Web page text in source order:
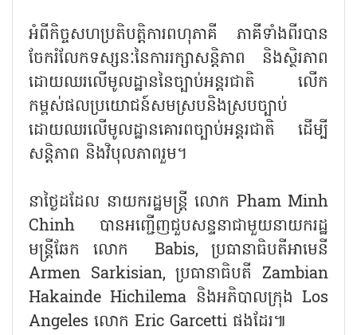
អំពីកិច្ចសហប្រតិបត្តិការពហុភាគី ភាគីទាំងពីរបាន
ចែករំលែកទស្សនៈនៃការរក្សាសន្តិភាព និងស្ថិរភាព
ដោយឈរលើមូលដ្ឋាននៃច្បាប់អន្តរជាតិ លើក
កម្ពស់ផលប្រយោជន៍សមស្របនិងស្របច្បាប់
ដោយឈរលើមូលដ្ឋានគោរពច្បាប់អន្តរជាតិ ដើម្បី
សន្តិភាព និងវិបុលភាពរួម។
នាថ្ងៃដដែល នាយករដ្ឋមន្ត្រី លោក Pham Minh
Chinh បានអញ្ជើញជួបសន្ទនាជាមួយនាយករដ្ឋ
មន្ត្រីឆែក លោក Babis, ប្រធានាធិបតីអាមេនី
Armen Sarkisian, ប្រធានាធិបតី Zambian
Hakainde Hichilema និងអភិបាលក្រុង Los
Angeles លោក Eric Garcetti ផងដែរ៕